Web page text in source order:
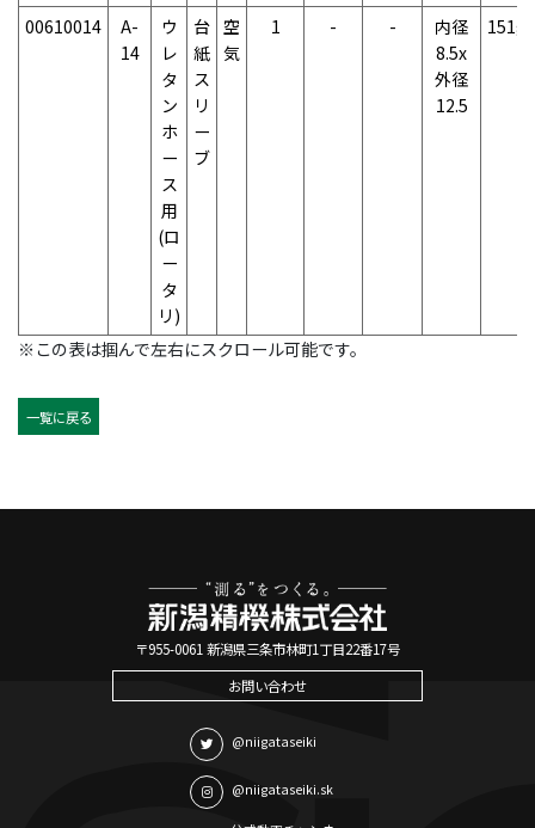
00610014
A-
14
ウ
レ
タ
ン
ホ
ー
ス
用
(ロ
ー
タ
リ)
台
紙
ス
リ
ー
ブ
空
気
1 - -
内径
8.5x
外径
12.5
151g
※この表は掴んで左右にスクロール可能です。
一覧に戻る
〒955-0061 新潟県三条市林町1丁目22番17号
お問い合わせ
@niigataseiki
@niigataseiki.sk